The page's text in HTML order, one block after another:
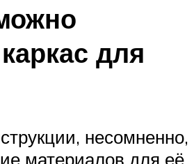
для
несомненно,
материалов для её